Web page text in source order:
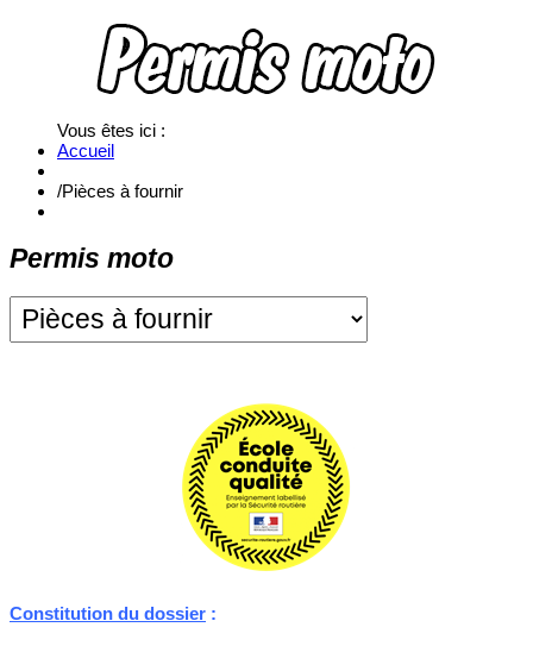
Vous êtes ici :
Accueil
/Pièces à fournir
Permis moto
Constitution du dossier :